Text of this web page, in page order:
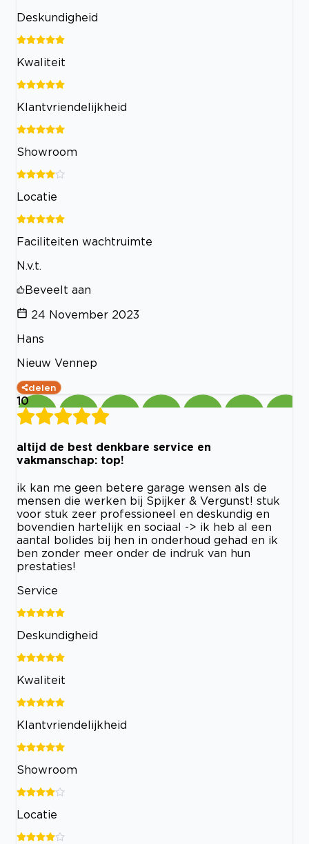
Deskundigheid
Kwaliteit
Klantvriendelijkheid
Showroom
Locatie
Faciliteiten wachtruimte
N.v.t.
Beveelt aan
24 November 2023
Hans
Nieuw Vennep
delen
10
altijd de best denkbare service en
vakmanschap: top!
ik kan me geen betere garage wensen als de
mensen die werken bij Spijker & Vergunst! stuk
voor stuk zeer professioneel en deskundig en
bovendien hartelijk en sociaal -> ik heb al een
aantal bolides bij hen in onderhoud gehad en ik
ben zonder meer onder de indruk van hun
prestaties!
Service
Deskundigheid
Kwaliteit
Klantvriendelijkheid
Showroom
Locatie